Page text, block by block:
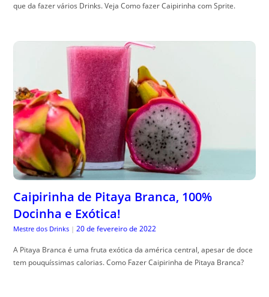
que da fazer vários Drinks. Veja Como fazer Caipirinha com Sprite.
Caipirinha de Pitaya Branca, 100%
Docinha e Exótica!
Mestre dos Drinks | 20 de fevereiro de 2022
A Pitaya Branca é uma fruta exótica da américa central, apesar de doce
tem pouquíssimas calorias. Como Fazer Caipirinha de Pitaya Branca?